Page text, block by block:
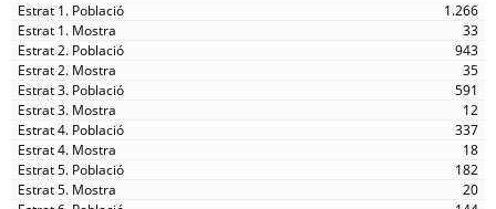
1.266
33
943
35
591
12
337
18
182
20